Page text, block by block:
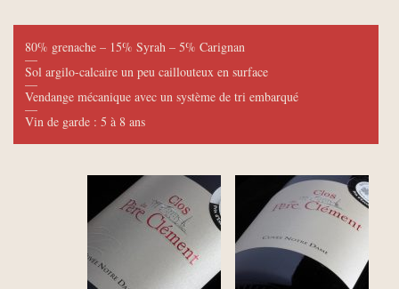
80% grenache – 15% Syrah – 5% Carignan
—
Sol argilo-calcaire un peu caillouteux en surface
—
Vendange mécanique avec un système de tri embarqué
—
Vin de garde : 5 à 8 ans